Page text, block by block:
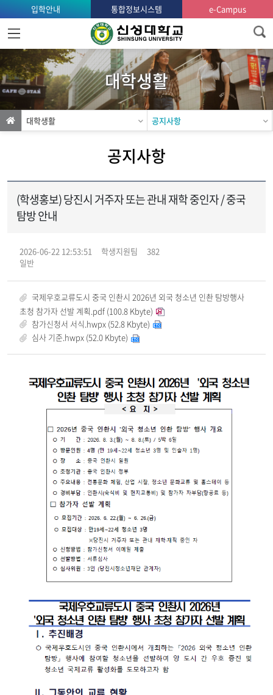
홈
으
로
가
기
입학안내 통합정보시스템 e-Campus
대학생활
대학생활 공지사항
공지사항
(학생홍보) 당진시 거주자 또는 관내 재학 중인자 / 중국
탐방 안내
2026-06-22 12:53:51 학생지원팀
382
일반
국제우호교류도시 중국 인촨시 2026년 외국 청소년 인촨 탐방행사
초청 참가자 선발 계획.pdf (100.8 Kbyte)
참가신청서 서식.hwpx (52.8 Kbyte)
심사 기준.hwpx (52.0 Kbyte)